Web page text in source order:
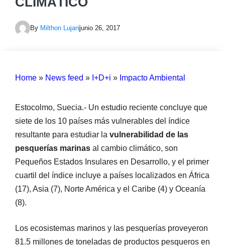
By Milthon Lujanjunio 26, 2017
Home » News feed » I+D+i » Impacto Ambiental
Estocolmo, Suecia.- Un estudio reciente concluye que
siete de los 10 países más vulnerables del índice
resultante para estudiar la vulnerabilidad de las
pesquerías marinas al cambio climático, son
Pequeños Estados Insulares en Desarrollo, y el primer
cuartil del índice incluye a países localizados en África
(17), Asia (7), Norte América y el Caribe (4) y Oceanía
(8).
Los ecosistemas marinos y las pesquerías proveyeron
81.5 millones de toneladas de productos pesqueros en